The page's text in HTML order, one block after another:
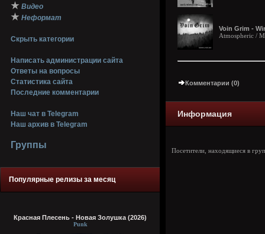
★ Видео
★ Неформат
Скрыть категории
Написать администрации сайта
Ответы на вопросы
Статистика сайта
Последние комментарии
Наш чат в Telegram
Наш архив в Telegram
Группы
Популярные релизы за месяц
Красная Плесень - Новая Золушка (2026)
Punk
Voin Grim -
Atmospheric /
Комментарии (0)
Информация
Посетители, находящиеся в